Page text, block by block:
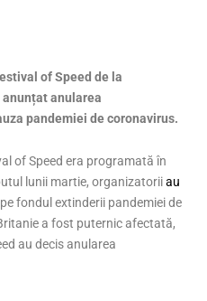
of Speed de la
anunțat anularea
pandemiei de coronavirus.
of Speed era programată în
lunii martie, organizatoriiau
pe fondul extinderii pandemiei de
a fost puternic afectată,
au decis anularea